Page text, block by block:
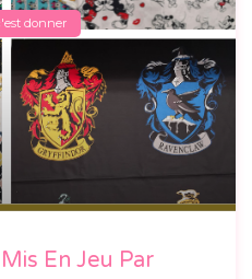
donner
En Jeu Par